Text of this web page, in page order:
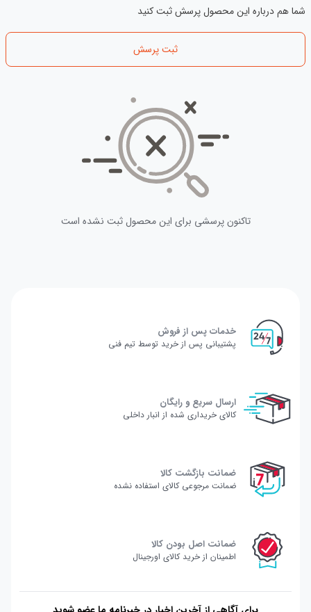
شما هم درباره این محصول پرسش ثبت کنید
ثبت پرسش
تاکنون پرسشی برای این محصول ثبت نشده است
خدمات پس از فروش
پشتیبانی پس از خرید توسط تیم فنی
ارسال سریع و رایگان
کالای خریداری شده از انبار داخلی
ضمانت بازگشت کالا
ضمانت مرجوعی کالای استفاده نشده
ضمانت اصل بودن کالا
اطمینان از خرید کالای اورجینال